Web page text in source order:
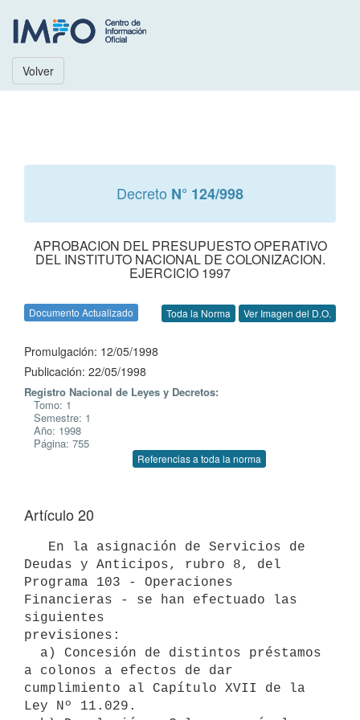
Volver
Decreto N° 124/998
APROBACION DEL PRESUPUESTO OPERATIVO
DEL INSTITUTO NACIONAL DE COLONIZACION.
EJERCICIO 1997
Documento Actualizado Toda la Norma Ver Imagen del D.O.
Promulgación: 12/05/1998
Publicación: 22/05/1998
Registro Nacional de Leyes y Decretos:
Tomo: 1
Semestre: 1
Año: 1998
Página: 755
Referencias a toda la norma
Artículo 20
Deudas y Anticipos, rubro 8, del
Programa 103 - Operaciones
Financieras - se han efectuado las
siguientes
previsiones:
a colonos a efectos de dar
cumplimiento al Capítulo XVII de la
Ley Nº 11.029.